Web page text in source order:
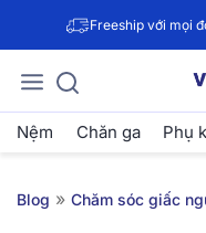
Freeship với mọi
Nệm Chăn ga Phụ
Blog » Chăm sóc giấc